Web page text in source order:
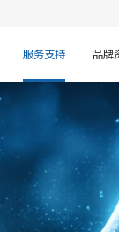
服务支持 品牌